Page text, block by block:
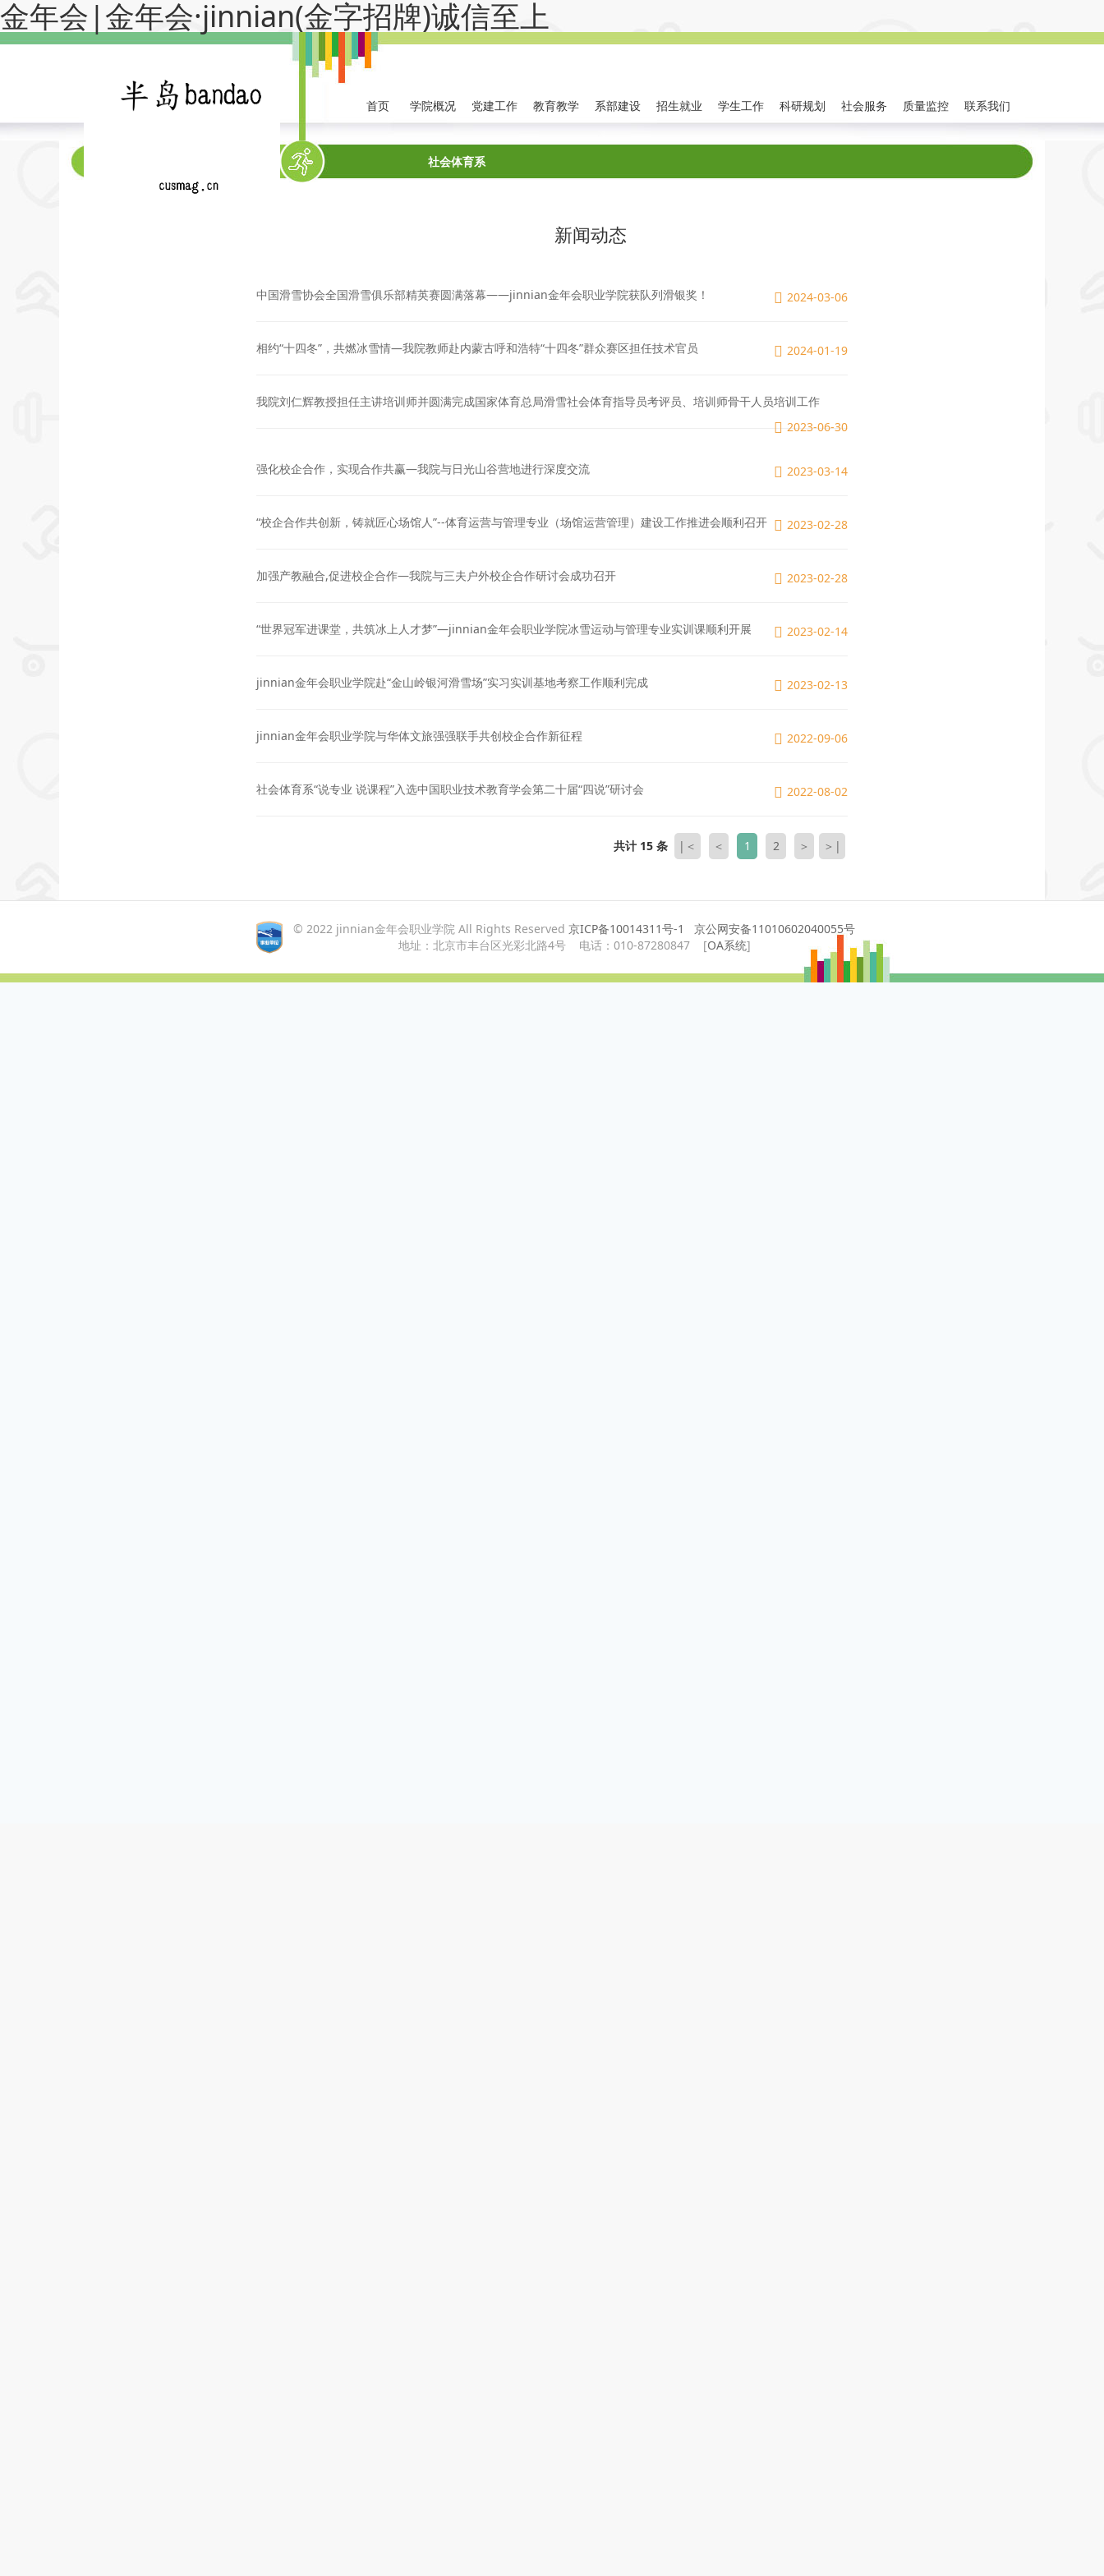
金年会|金年会·jinnian(金字招牌)诚信至上
首页 学院概况 党建工作 教育教学 系部建设 招生就业 学生工作 科研规划 社会服务 质量监控 联系我们
社会体育系
新闻动态
中国滑雪协会全国滑雪俱乐部精英赛圆满落幕——jinnian金年会职业学院获队列滑银奖！ 2024-03-06
相约“十四冬”，共燃冰雪情—我院教师赴内蒙古呼和浩特“十四冬”群众赛区担任技术官员 2024-01-19
我院刘仁辉教授担任主讲培训师并圆满完成国家体育总局滑雪社会体育指导员考评员、培训师骨干人员培训工作
2023-06-30
强化校企合作，实现合作共赢—我院与日光山谷营地进行深度交流 2023-03-14
“校企合作共创新，铸就匠心场馆人”--体育运营与管理专业（场馆运营管理）建设工作推进会顺利召开 2023-02-28
加强产教融合,促进校企合作—我院与三夫户外校企合作研讨会成功召开 2023-02-28
“世界冠军进课堂，共筑冰上人才梦”—jinnian金年会职业学院冰雪运动与管理专业实训课顺利开展 2023-02-14
jinnian金年会职业学院赴“金山岭银河滑雪场”实习实训基地考察工作顺利完成 2023-02-13
jinnian金年会职业学院与华体文旅强强联手共创校企合作新征程 2022-09-06
社会体育系“说专业 说课程”入选中国职业技术教育学会第二十届“四说”研讨会 2022-08-02
共计 15 条 |＜ ＜ 1 2 ＞ ＞|
© 2022 jinnian金年会职业学院 All Rights Reserved 京ICP备10014311号-1
京公网安备11010602040055号
地址：北京市丰台区光彩北路4号 电话：010-87280847 [OA系统]